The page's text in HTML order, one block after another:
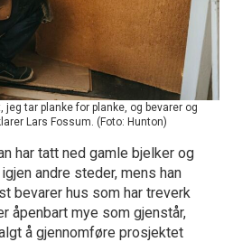
tar planke for planke, og bevarer og
Lars Fossum. (Foto: Hunton)
har tatt ned gamle bjelker og
andre steder, mens han
bevarer hus som har treverk
åpenbart mye som gjenstår,
å gjennomføre prosjektet